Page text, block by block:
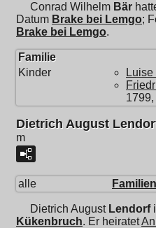
Conrad Wilhelm Bär
Datum Brake bei Lemgo;
Brake bei Lemgo.
Familie
Kinder
Dietrich August
m
alle
Dietrich August Lendorf
Kükenbruch. Er heiratet